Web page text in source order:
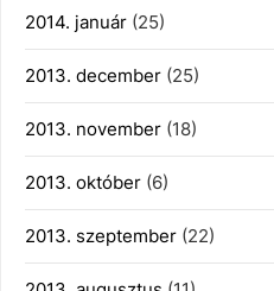
2014. január (25)
2013. december (25)
2013. november (18)
2013. október (6)
2013. szeptember (22)